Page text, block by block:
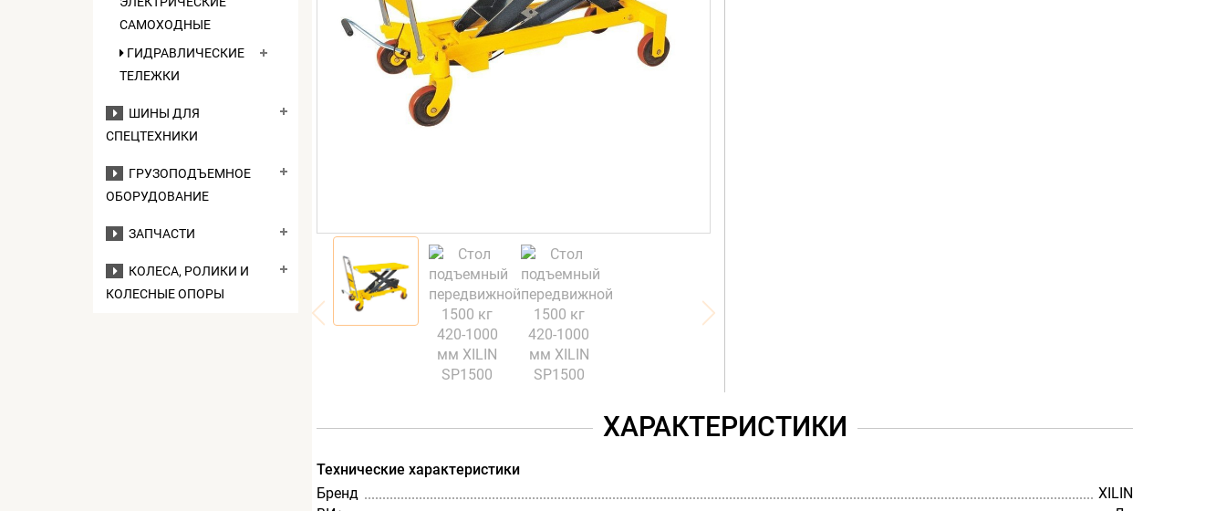
САМОХОДНЫЕ
ГИДРАВЛИЧЕСКИЕ
ТЕЛЕЖКИ
ШИНЫ ДЛЯ
СПЕЦТЕХНИКИ
ГРУЗОПОДЪЕМНОЕ
ОБОРУДОВАНИЕ
ЗАПЧАСТИ
КОЛЕСА, РОЛИКИ И
КОЛЕСНЫЕ ОПОРЫ
ХАРАКТЕРИСТИКИ
Технические характеристики
Бренд
XILIN